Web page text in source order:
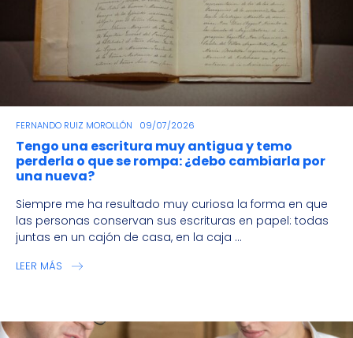
FERNANDO RUIZ MOROLLÓN 09/07/2026
Tengo una escritura muy antigua y temo
perderla o que se rompa: ¿debo cambiarla por
una nueva?
Siempre me ha resultado muy curiosa la forma en que
las personas conservan sus escrituras en papel: todas
juntas en un cajón de casa, en la caja ...
LEER MÁS